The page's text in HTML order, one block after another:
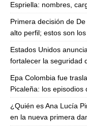
Espriella: nombres,
Primera decisión de
alto perfil; estos son
Estados Unidos
fortalecer la seguridad
Epa Colombia fue
Picaleña: los
¿Quién es Ana Lucía
en la nueva primera